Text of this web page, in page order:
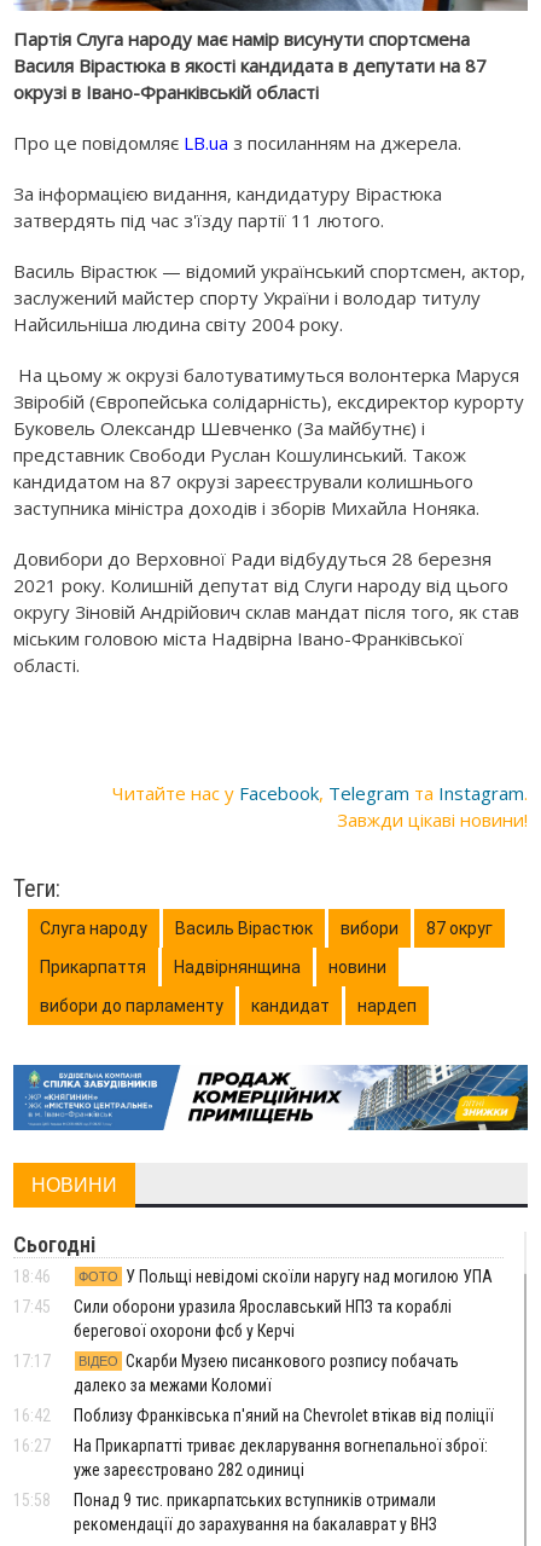
Партія Слуга народу має намір висунути спортсмена
Василя Вірастюка в якості кандидата в депутати на 87
окрузі в Івано-Франківській області
Про це повідомляє LB.ua з посиланням на джерела.
За інформацією видання, кандидатуру Вірастюка
затвердять під час з'їзду партії 11 лютого.
Василь Вірастюк — відомий український спортсмен, актор,
заслужений майстер спорту України і володар титулу
Найсильніша людина світу 2004 року.
На цьому ж окрузі балотуватимуться волонтерка Маруся
Звіробій (Європейська солідарність), ексдиректор курорту
Буковель Олександр Шевченко (За майбутнє) і
представник Свободи Руслан Кошулинський. Також
кандидатом на 87 окрузі зареєстрували колишнього
заступника міністра доходів і зборів Михайла Ноняка.
Довибори до Верховної Ради відбудуться 28 березня
2021 року. Колишній депутат від Слуги народу від цього
округу Зіновій Андрійович склав мандат після того, як став
міським головою міста Надвірна Івано-Франківської
області.
Читайте нас у Facebook, Telegram та Instagram.
Завжди цікаві новини!
Теги:
Слуга народу Василь Вірастюк вибори
87 округ
Прикарпаття
Надвірнянщина
новини
вибори до парламенту
кандидат нардеп
НОВИНИ
Сьогодні
18:46 ФОТО
У Польщі невідомі скоїли наругу над могилою УПА
17:45
Сили оборони уразила Ярославський НПЗ та кораблі
берегової охорони фсб у Керчі
17:17
ВІДЕО Скарби Музею писанкового розпису побачать
далеко за межами Коломиї
16:42
Поблизу Франківська п'яний на Chevrolet втікав від поліції
16:27
На Прикарпатті триває декларування вогнепальної зброї:
уже зареєстровано 282 одиниці
15:58
Понад 9 тис. прикарпатських вступників отримали
рекомендації до зарахування на бакалаврат у ВНЗ